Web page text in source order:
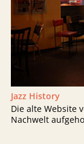
Jazz History
Die alte Website
Nachwelt